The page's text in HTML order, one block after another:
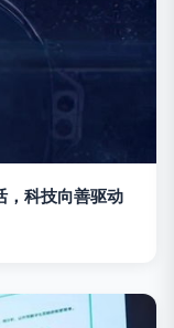
，科技向善驱动